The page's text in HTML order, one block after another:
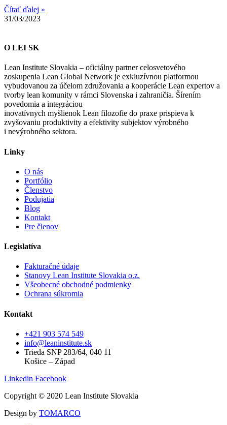
Čítať ďalej »
31/03/2023
O LEI SK
Lean Institute Slovakia – oficiálny partner celosvetového
zoskupenia Lean Global Network je exkluzívnou platformou
vybudovanou za účelom združovania a kooperácie Lean expertov a
tvorby lean komunity v rámci Slovenska i zahraničia. Šírením
povedomia a integráciou
inovatívnych myšlienok Lean filozofie do praxe prispieva k
zvyšovaniu produktivity a efektivity subjektov výrobného
i nevýrobného sektora.
Linky
O nás
Portfólio
Členstvo
Podujatia
Blog
Kontakt
Pre členov
Legislatíva
Fakturačné údaje
Stanovy Lean Institute Slovakia o.z.
Všeobecné obchodné podmienky
Ochrana súkromia
Kontakt
+421 903 574 549
info@leaninstitute.sk
Trieda SNP 283/64, 040 11
Košice – Západ
Linkedin Facebook
Copyright © 2020 Lean Institute Slovakia
Design by TOMARCO